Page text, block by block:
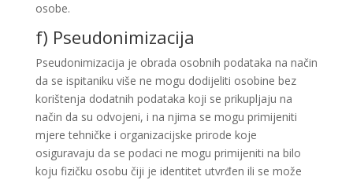
osobe.
f) Pseudonimizacija
Pseudonimizacija je obrada osobnih podataka na način
da se ispitaniku više ne mogu dodijeliti osobine bez
korištenja dodatnih podataka koji se prikupljaju na
način da su odvojeni, i na njima se mogu primijeniti
mjere tehničke i organizacijske prirode koje
osiguravaju da se podaci ne mogu primijeniti na bilo
koju fizičku osobu čiji je identitet utvrđen ili se može